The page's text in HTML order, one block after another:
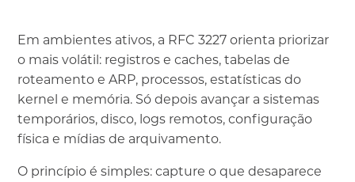
Em ambientes ativos, a RFC 3227 orienta priorizar
o mais volátil: registros e caches, tabelas de
roteamento e ARP, processos, estatísticas do
kernel e memória. Só depois avançar a sistemas
temporários, disco, logs remotos, configuração
física e mídias de arquivamento.
O princípio é simples: capture o que desaparece